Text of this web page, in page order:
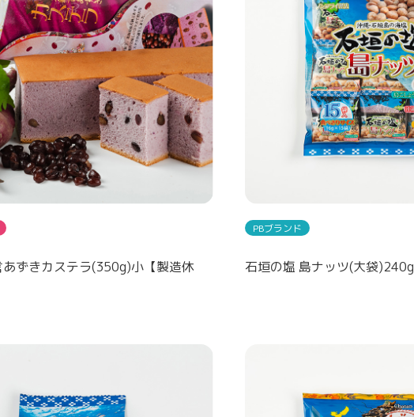
ずきカステラ(350g)小【製造休
PBブランド
石垣の塩 島ナッツ(大袋)240g